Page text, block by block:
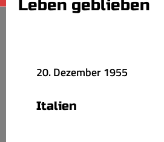
Leben geblieben
20. Dezember 1955
Italien